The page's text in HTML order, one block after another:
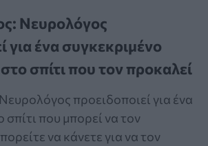
Νευρολόγος
για ένα συγκεκριμένο
σπίτι που τον προκαλεί
προειδοποιεί για ένα
σπίτι που μπορεί να τον
να κάνετε για να τον